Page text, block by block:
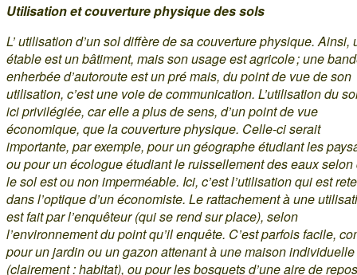
Utilisation et couverture physique des sols
L’ utilisation d’un sol diffère de sa couverture physique. Ainsi,
étable est un bâtiment, mais son usage est agricole ; une
enherbée d’autoroute est un pré mais, du point de vue de son
utilisation, c’est une voie de communication. L’utilisation du
ici privilégiée, car elle a plus de sens, d’un point de vue
économique, que la couverture physique. Celle-ci serait
importante, par exemple, pour un géographe étudiant les
ou pour un écologue étudiant le ruissellement des eaux selon
le sol est ou non imperméable. Ici, c’est l’utilisation qui est
dans l’optique d’un économiste. Le rattachement à une
est fait par l’enquêteur (qui se rend sur place), selon
l’environnement du point qu’il enquête. C’est parfois facile,
pour un jardin ou un gazon attenant à une maison individuelle
(clairement : habitat), ou pour les bosquets d’une aire de